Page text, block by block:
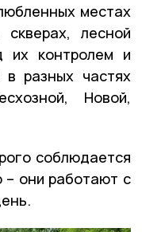
местах
лесной
их контролем и
в разных частях
Новой,
соблюдается
– они работают с